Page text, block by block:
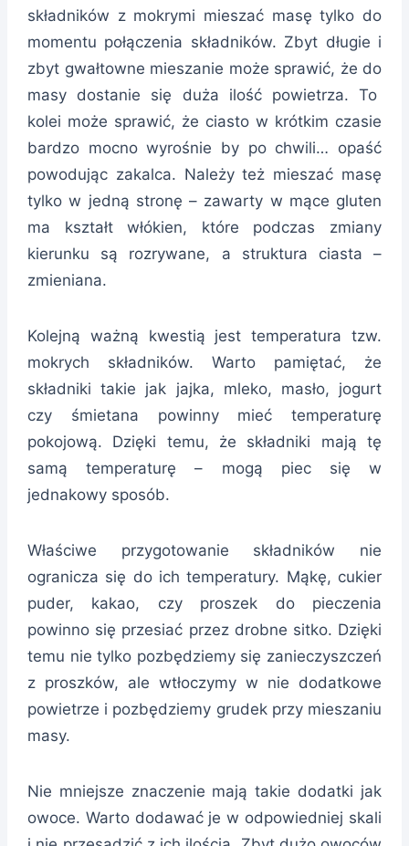
składników z mokrymi mieszać masę tylko do
momentu połączenia składników. Zbyt długie i
zbyt gwałtowne mieszanie może sprawić, że do
masy dostanie się duża ilość powietrza. To
kolei może sprawić, że ciasto w krótkim czasie
bardzo mocno wyrośnie by po chwili… opaść
powodując zakalca. Należy też mieszać masę
tylko w jedną stronę – zawarty w mące gluten
ma kształt włókien, które podczas zmiany
kierunku są rozrywane, a struktura ciasta –
zmieniana.
Kolejną ważną kwestią jest temperatura tzw.
mokrych składników. Warto pamiętać, że
składniki takie jak jajka, mleko, masło, jogurt
czy śmietana powinny mieć temperaturę
pokojową. Dzięki temu, że składniki mają tę
samą temperaturę – mogą piec się w
jednakowy sposób.
Właściwe przygotowanie składników nie
ogranicza się do ich temperatury. Mąkę, cukier
puder, kakao, czy proszek do pieczenia
powinno się przesiać przez drobne sitko. Dzięki
temu nie tylko pozbędziemy się zanieczyszczeń
z proszków, ale wtłoczymy w nie dodatkowe
powietrze i pozbędziemy grudek przy mieszaniu
masy.
Nie mniejsze znaczenie mają takie dodatki jak
owoce. Warto dodawać je w odpowiedniej skali